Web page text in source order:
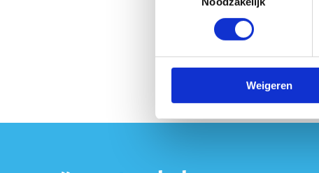
Weigeren